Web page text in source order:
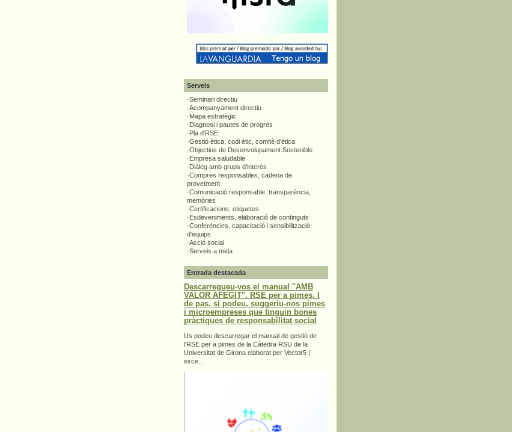
Serveis
·Seminari directiu
·Acompanyament directiu
·Mapa estratègic
·Diagnosi i pautes de progrés
·Pla d'RSE
·Gestió ètica, codi ètic, comitè d'ètica
·Objectius de Desenvolupament Sostenible
·Empresa saludable
·Diàleg amb grups d'interès
·Compres responsables, cadena de
proveïment
·Comunicació responsable, transparència,
memòries
·Certificacions, etiquetes
·Esdeveniments, elaboració de continguts
·Conferències, capacitació i sensibilització
d'equips
·Acció social
·Serveis a mida
Entrada destacada
Descarregueu-vos el manual "AMB
VALOR AFEGIT". RSE per a pimes. I
de pas, si podeu, suggeriu-nos pimes
i microempreses que tinguin bones
pràctiques de responsabilitat social
Us podeu descarregar el manual de gestió de
l'RSE per a pimes de la Càtedra RSU de la
Universitat de Girona elaborat per Vector5 |
exce...